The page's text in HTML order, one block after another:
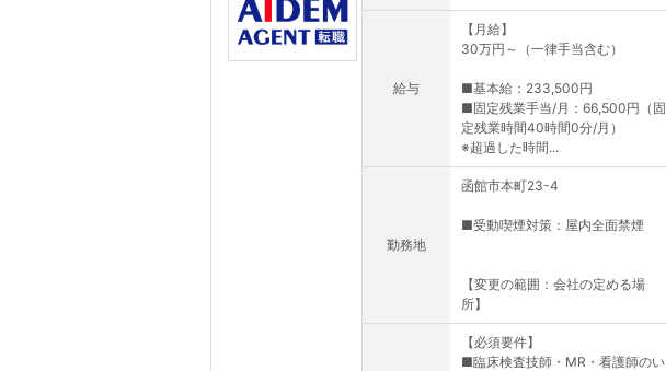
給与
【月給】
30万円～（一律手当含む）
■基本給：233,500円
■固定残業手当/月：66,500円（固
定残業時間40時間0分/月）
※超過した時間...
勤務地
函館市本町23-4
■受動喫煙対策：屋内全面禁煙
【変更の範囲：会社の定める場
所】
【必須要件】
■臨床検査技師・MR・看護師のい